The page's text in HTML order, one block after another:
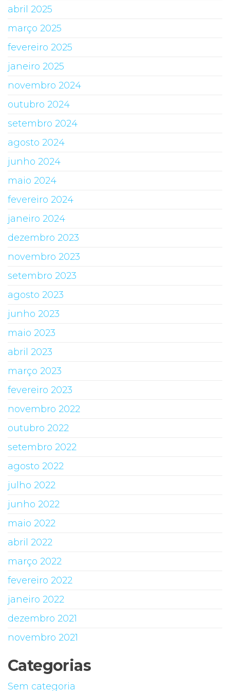
abril 2025
março 2025
fevereiro 2025
janeiro 2025
novembro 2024
outubro 2024
setembro 2024
agosto 2024
junho 2024
maio 2024
fevereiro 2024
janeiro 2024
dezembro 2023
novembro 2023
setembro 2023
agosto 2023
junho 2023
maio 2023
abril 2023
março 2023
fevereiro 2023
novembro 2022
outubro 2022
setembro 2022
agosto 2022
julho 2022
junho 2022
maio 2022
abril 2022
março 2022
fevereiro 2022
janeiro 2022
dezembro 2021
novembro 2021
Categorias
Sem categoria